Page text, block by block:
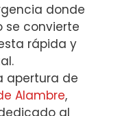
donde
se convierte
rápida y
apertura de
Alambre,
al